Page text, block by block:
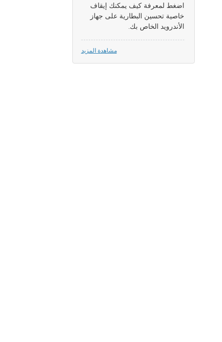
اضغط لمعرفة كيف يمكنك إيقاف
خاصية تحسين البطارية على جهاز
الأندرويد الخاص بك.
مشاهدة المزيد